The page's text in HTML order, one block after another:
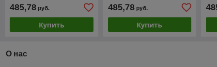
485,78 руб.
Купить
485,78руб.
Купить
О нас